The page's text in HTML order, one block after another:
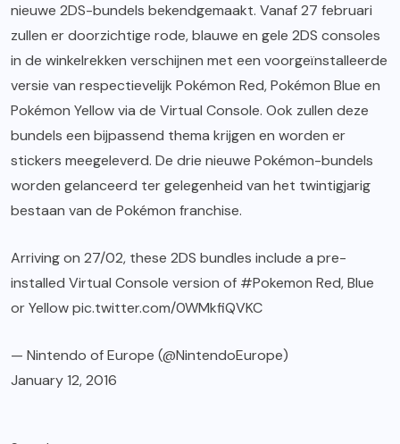
nieuwe 2DS-bundels bekendgemaakt. Vanaf 27 februari
zullen er doorzichtige rode, blauwe en gele 2DS consoles
in de winkelrekken verschijnen met een voorgeïnstalleerde
versie van respectievelijk Pokémon Red, Pokémon Blue en
Pokémon Yellow via de Virtual Console. Ook zullen deze
bundels een bijpassend thema krijgen en worden er
stickers meegeleverd. De drie nieuwe Pokémon-bundels
worden gelanceerd ter gelegenheid van het twintigjarig
bestaan van de Pokémon franchise.
Arriving on 27/02, these 2DS bundles include a pre-
installed Virtual Console version of #Pokemon Red, Blue
or Yellowpic.twitter.com/0WMkfiQVKC
— Nintendo of Europe (@NintendoEurope)
January 12, 2016